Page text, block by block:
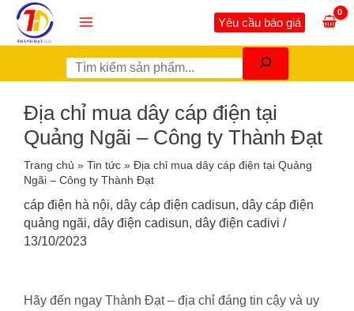
Nhảy
nội
Main
Menu
Yêu cầu báo giá
Địa chỉ mua dây cáp điện tại
Quảng Ngãi – Công ty Thành Đạt
Trang chủ » Tin tức » Địa chỉ mua dây cáp điện tại Quảng
Ngãi – Công ty Thành Đạt
cáp điện hà nội, dây cáp điện cadisun, dây cáp điện
quảng ngãi, dây điện cadisun, dây điện cadivi /
13/10/2023
Hãy đến ngay Thành Đạt – địa chỉ đáng tin cậy và uy